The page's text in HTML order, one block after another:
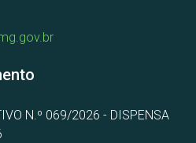
N.º 069/2026 - DISPENSA